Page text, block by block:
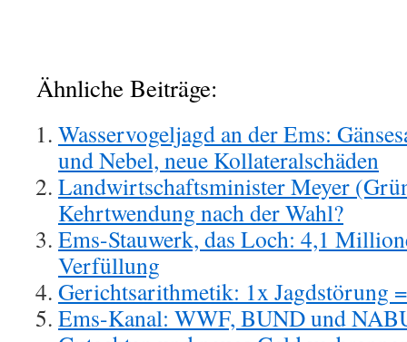
Ähnliche Beiträge:
Wasservogeljagd an der Ems:
und Nebel, neue Kollateralschäden
Landwirtschaftsminister Meyer
Kehrtwendung nach der Wahl?
Ems-Stauwerk, das Loch: 4,1
Verfüllung
Gerichtsarithmetik: 1x Jagdstörung
Ems-Kanal: WWF, BUND und